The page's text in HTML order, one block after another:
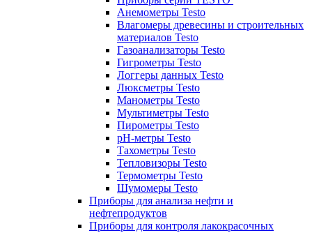
Анемометры Testo
Влагомеры древесины и строительных
материалов Testo
Газоанализаторы Testo
Гигрометры Testo
Логгеры данных Testo
Люксметры Testo
Манометры Testo
Мультиметры Testo
Пирометры Testo
pH-метры Testo
Тахометры Testo
Тепловизоры Testo
Термометры Testo
Шумомеры Testo
Приборы для анализа нефти и
нефтепродуктов
Приборы для контроля лакокрасочных